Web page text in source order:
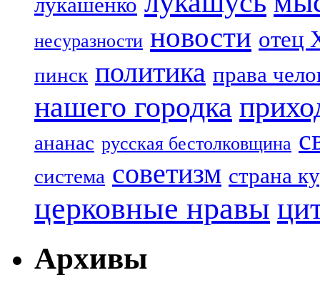
несуразности новости отец
пинск политика права
нашего городка
ананас русская бестолковщина
система советизм страна
церковные нравы
Архивы